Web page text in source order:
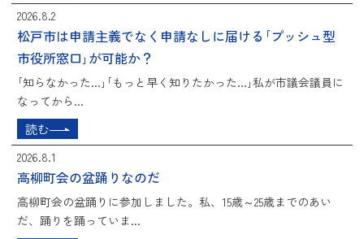
2026.8.2
松戸市は申請主義でなく申請なしに届ける｢プッシュ型
市役所窓口｣が可能か？
｢知らなかった...｣｢もっと早く知りたかった...｣私が市議会議員に
なってから...
読む
2026.8.1
高柳町会の盆踊りなのだ
高柳町会の盆踊りに参加しました。私、15歳～25歳までのあい
だ、踊りを踊っていま...